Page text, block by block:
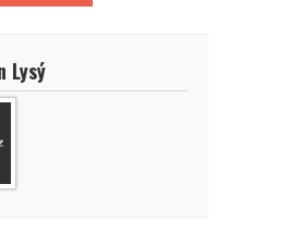
na kina nadávat jak chtějí,
kina zvládnou jednu věc,
šéf Sony v reakci na
Lysý